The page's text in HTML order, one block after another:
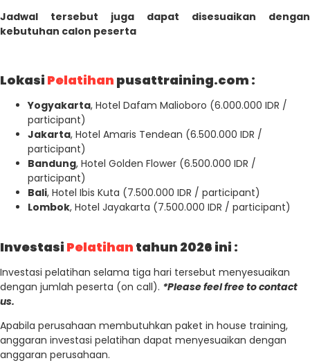
Jadwal tersebut juga dapat disesuaikan dengan
kebutuhan calon peserta
Lokasi Pelatihan pusattraining.com :
Yogyakarta, Hotel Dafam Malioboro (6.000.000 IDR /
participant)
Jakarta, Hotel Amaris Tendean (6.500.000 IDR /
participant)
Bandung, Hotel Golden Flower (6.500.000 IDR /
participant)
Bali, Hotel Ibis Kuta (7.500.000 IDR / participant)
Lombok, Hotel Jayakarta (7.500.000 IDR / participant)
Investasi Pelatihan tahun 2026 ini :
Investasi pelatihan selama tiga hari tersebut menyesuaikan
dengan jumlah peserta (on call). *Please feel free to contact
us.
Apabila perusahaan membutuhkan paket in house training,
anggaran investasi pelatihan dapat menyesuaikan dengan
anggaran perusahaan.